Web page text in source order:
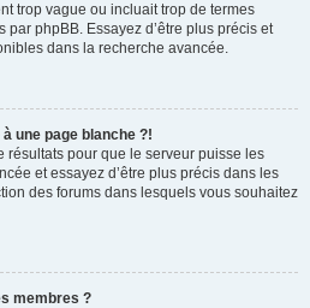
trop vague ou incluait trop de termes
phpBB. Essayez d’être plus précis et
dans la recherche avancée.
une page blanche ?!
résultats pour que le serveur puisse les
et essayez d’être plus précis dans les
des forums dans lesquels vous souhaitez
membres ?